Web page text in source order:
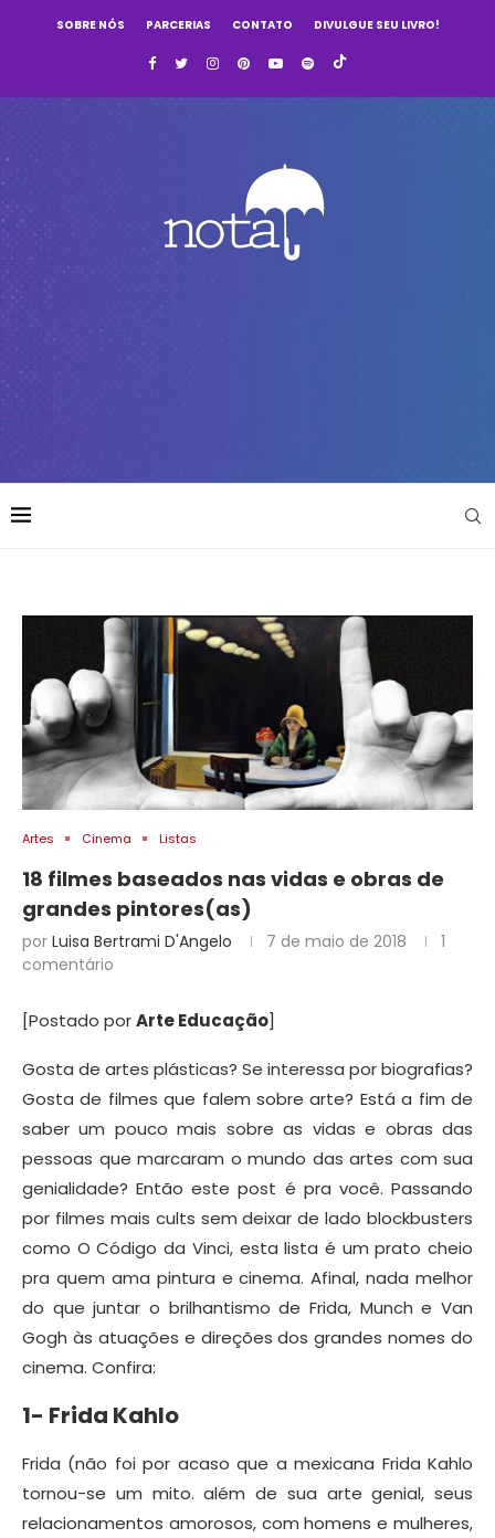
SOBRE NÓS PARCERIAS CONTATO DIVULGUE SEU LIVRO!
Artes Cinema Listas
18 filmes baseados nas vidas e obras de
grandes pintores(as)
por Luisa Bertrami D'Angelo 7 de maio de 2018
1
comentário
[Postado porArte Educação]
Gosta de artes plásticas? Se interessa por biografias?
Gosta de filmes que falem sobre arte? Está a fim de
saber um pouco mais sobre as vidas e obras das
pessoas que marcaram o mundo das artes com sua
genialidade? Então este post é pra você. Passando
por filmes mais cults sem deixar de lado blockbusters
como O Código da Vinci, esta lista é um prato cheio
pra quem ama pintura e cinema. Afinal, nada melhor
do que juntar o brilhantismo de Frida, Munch e Van
Gogh às atuações e direções dos grandes nomes do
cinema. Confira:
1- Frida Kahlo
Frida (não foi por acaso que a mexicana Frida Kahlo
tornou-se um mito. além de sua arte genial, seus
relacionamentos amorosos, com homens e mulheres,